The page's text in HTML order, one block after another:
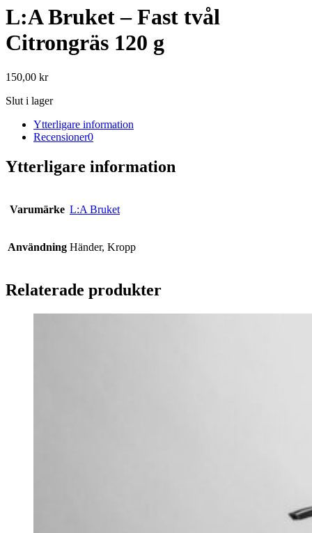
L:A Bruket – Fast tvål
Citrongräs 120 g
150,00 kr
Slut i lager
Ytterligare information
Recensioner0
Ytterligare information
Varumärke L:A Bruket
Användning Händer, Kropp
Relaterade produkter